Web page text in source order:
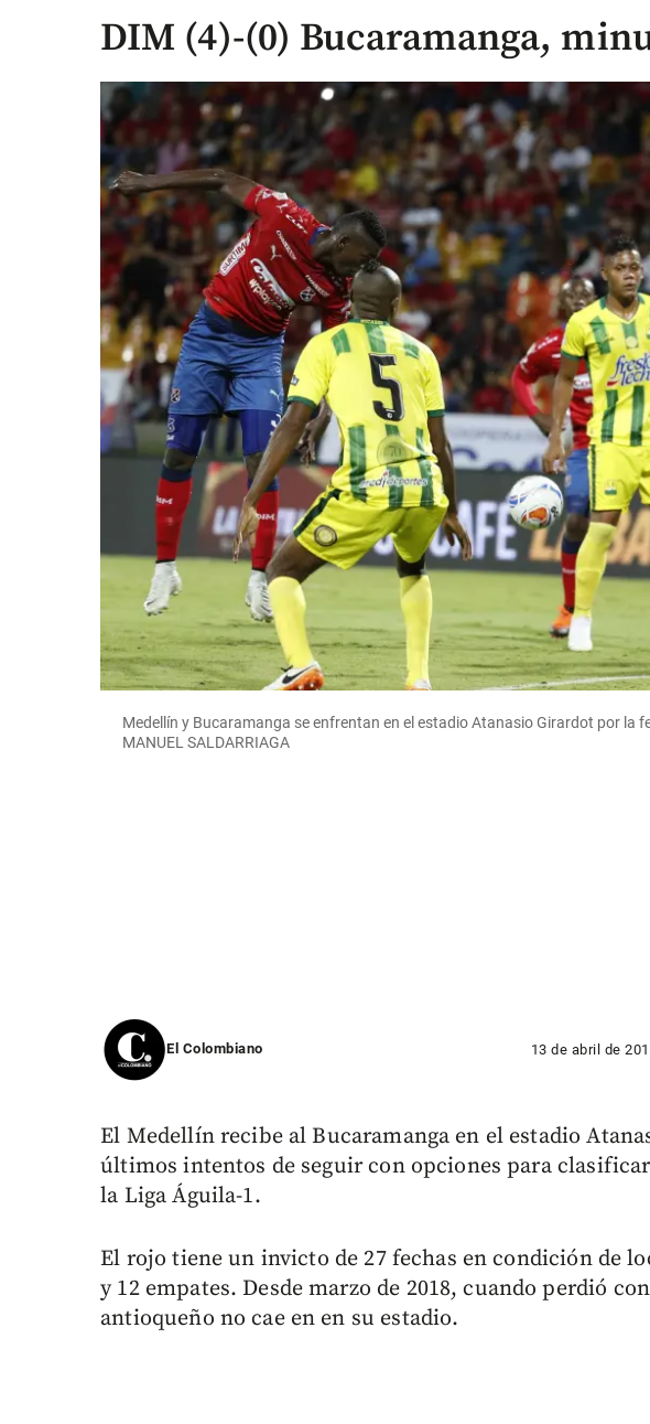
DIM (4)-(0) Bucaramanga,
Medellín y Bucaramanga se enfrentan en el estadio Atanasio Girardot por la
MANUEL SALDARRIAGA
El Colombiano 13 de abril de
El Medellín recibe al Bucaramanga en el estadio
últimos intentos de seguir con opciones para
la Liga Águila-1.
El rojo tiene un invicto de 27 fechas en condición de
y 12 empates. Desde marzo de 2018, cuando perdió
antioqueño no cae en en su estadio.